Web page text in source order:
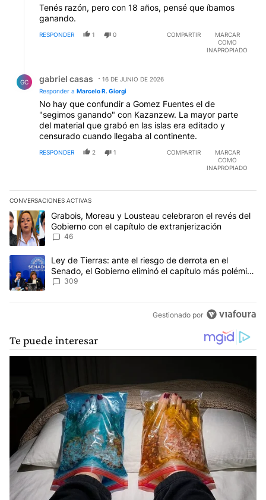
Tenés razón, pero con 18 años, pensé que íbamos
ganando.
RESPONDER 1 0 COMPARTIR
MARCAR
COMO
INAPROPIADO
GC gabriel casas
16 DE JUNIO DE 2026
Responder a Marcelo R. Giorgi
No hay que confundir a Gomez Fuentes el de
"segimos ganando" con Kazanzew. La mayor parte
del material que grabó en las islas era editado y
censurado cuando llegaba al continente.
RESPONDER 2 1 COMPARTIR
MARCAR
COMO
INAPROPIADO
CONVERSACIONES ACTIVAS
Este listado muestra los artículos con más comentarios en los
Un artículo de tendencia con el título "Grabois, Moreau y
Grabois, Moreau y Lousteau celebraron el revés del
Gobierno con el capítulo de extranjerización
46
Un artículo de tendencia con el título "Ley de Tierras: ante el
Ley de Tierras: ante el riesgo de derrota en el
Senado, el Gobierno eliminó el capítulo más polémico
del proyecto
309
Gestionado por